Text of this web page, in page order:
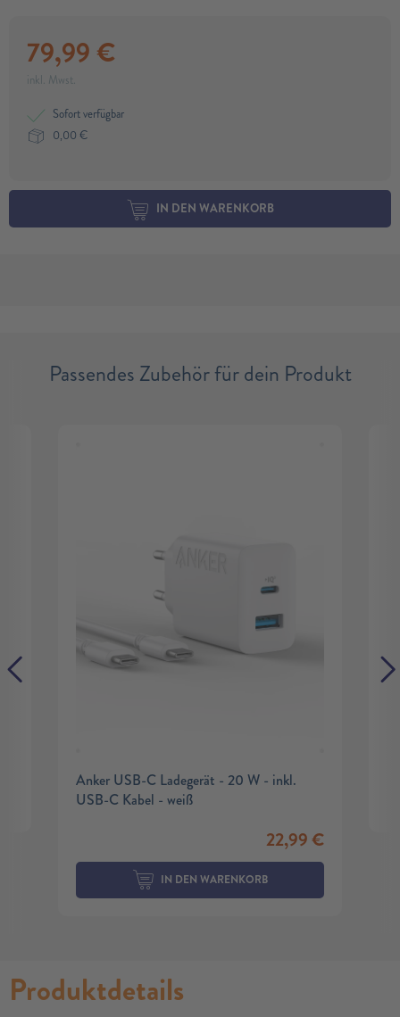
79,99 €
inkl. Mwst.
Sofort verfügbar
0,00 €
IN DEN WARENKORB
Passendes Zubehör für dein Produkt
Anker USB-C Ladegerät - 20 W - inkl.
USB-C Kabel - weiß
22,99€
IN DEN WARENKORB
Produktdetails